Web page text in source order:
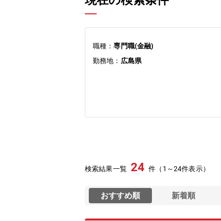
職種：専門職(金融)
勤務地： 広島県
検索結果一覧 24 件（1～24件表示）
おすすめ順 新着順